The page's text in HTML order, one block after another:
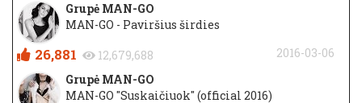
Grupė MAN-GO
MAN-GO - Paviršius širdies
26,881 12,679,688
2016-03-06
Grupė MAN-GO
MAN-GO "Suskaičiuok" (official 2016)